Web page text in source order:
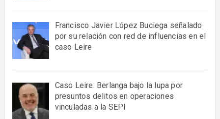
Francisco Javier López Buciega señalado
por su relación con red de influencias en el
caso Leire
Caso Leire: Berlanga bajo la lupa por
presuntos delitos en operaciones
vinculadas a la SEPI